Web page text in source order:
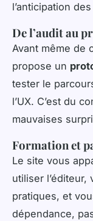
l’anticipation
De l’audit au
Avant même de
propose un
tester le
l’UX. C’est du
mauvaises
Formation et
Le site vous
utiliser
pratiques, et
dépendance,